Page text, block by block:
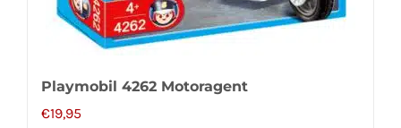
Playmobil 4262 Motoragent
€19,95